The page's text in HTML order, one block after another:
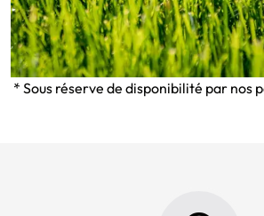
* Sous réserve de disponibilité par nos